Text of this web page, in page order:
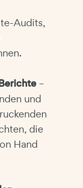
Audits,
–
und
die
Hand